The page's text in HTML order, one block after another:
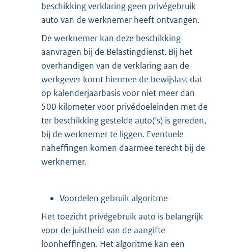
beschikking verklaring geen privégebruik
auto van de werknemer heeft ontvangen.
De werknemer kan deze beschikking
aanvragen bij de Belastingdienst. Bij het
overhandigen van de verklaring aan de
werkgever komt hiermee de bewijslast dat
op kalenderjaarbasis voor niet meer dan
500 kilometer voor privédoeleinden met de
ter beschikking gestelde auto(‘s) is gereden,
bij de werknemer te liggen. Eventuele
naheffingen komen daarmee terecht bij de
werknemer.
Voordelen gebruik algoritme
Het toezicht privégebruik auto is belangrijk
voor de juistheid van de aangifte
loonheffingen. Het algoritme kan een